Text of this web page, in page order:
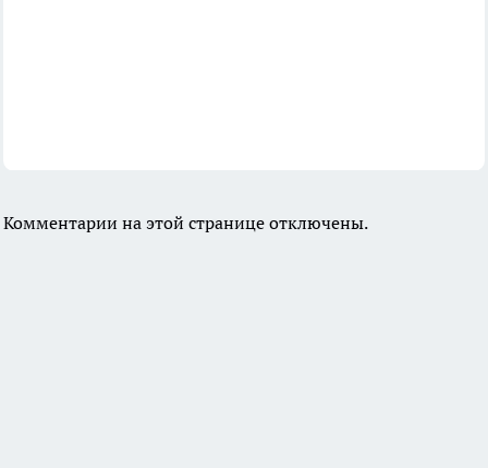
Комментарии на этой странице отключены.